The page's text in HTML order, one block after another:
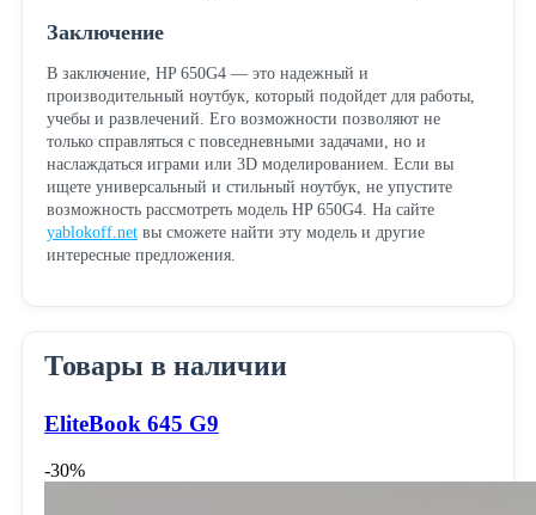
Заключение
В заключение, HP 650G4 — это надежный и
производительный ноутбук, который подойдет для работы,
учебы и развлечений. Его возможности позволяют не
только справляться с повседневными задачами, но и
наслаждаться играми или 3D моделированием. Если вы
ищете универсальный и стильный ноутбук, не упустите
возможность рассмотреть модель HP 650G4. На сайте
yablokoff.netвы сможете найти эту модель и другие
интересные предложения.
Товары в наличии
EliteBook 645 G9
-30%